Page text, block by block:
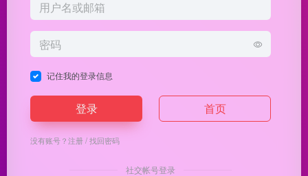
记住我的登录信息
登录 首页
没有账号？注册/找回密码
社交帐号登录